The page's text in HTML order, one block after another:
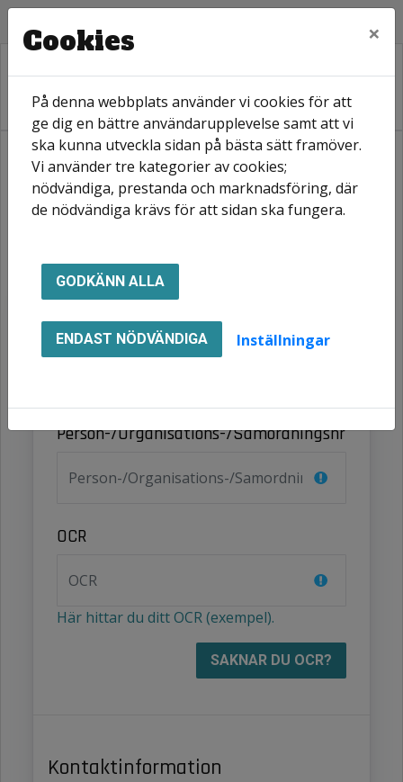
Hem Mina sidor
Registrera dig
Registrering boende
Verifiera din registrering
Genom att fylla i personnummer och ett OCR
Person-/Organisations-/Samordningsnr
OCR
Här hittar du ditt OCR (exempel).
Kontaktinformation
Cookies ×
På denna webbplats använder vi cookies för att
ge dig en bättre användarupplevelse samt att vi
ska kunna utveckla sidan på bästa sätt framöver.
Vi använder tre kategorier av cookies;
nödvändiga, prestanda och marknadsföring, där
de nödvändiga krävs för att sidan ska fungera.
GODKÄNN ALLA
ENDAST NÖDVÄNDIGA Inställningar